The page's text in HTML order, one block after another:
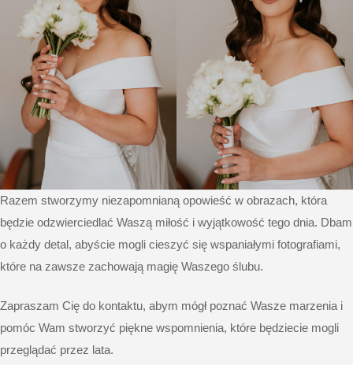
Razem stworzymy niezapomnianą opowieść w obrazach, która
będzie odzwierciedlać Waszą miłość i wyjątkowość tego dnia. Dbam
o każdy detal, abyście mogli cieszyć się wspaniałymi fotografiami,
które na zawsze zachowają magię Waszego ślubu.
Zapraszam Cię do kontaktu, abym mógł poznać Wasze marzenia i
pomóc Wam stworzyć piękne wspomnienia, które będziecie mogli
przeglądać przez lata.